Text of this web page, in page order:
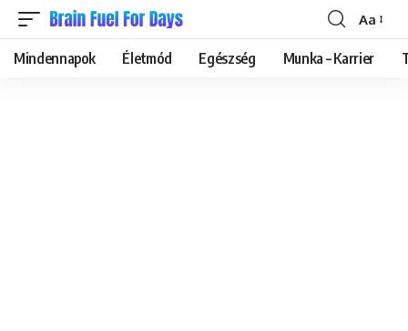
Font
Resizer
Aa
Mindennapok Életmód Egészség Munka – Karrier